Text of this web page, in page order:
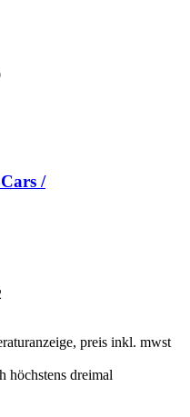
/
preis inkl. mwst
höchstens dreimal